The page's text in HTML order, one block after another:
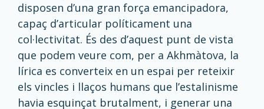
disposen d’una gran força emancipadora,
capaç d’articular políticament una
col·lectivitat. És des d’aquest punt de vista
que podem veure com, per a Akhmàtova, la
lírica es converteix en un espai per reteixir
els vincles i llaços humans que l’estalinisme
havia esquinçat brutalment, i generar una